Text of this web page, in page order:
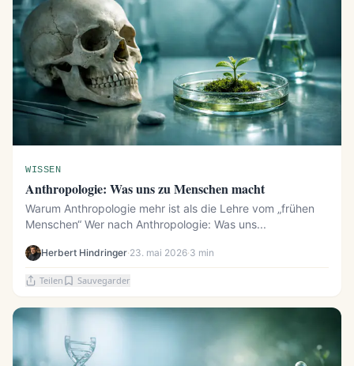
WISSEN
Anthropologie: Was uns zu Menschen macht
Warum Anthropologie mehr ist als die Lehre vom „frühen
Menschen“ Wer nach Anthropologie: Was uns...
Herbert Hindringer·23. mai 2026·3 min
Teilen Sauvegarder